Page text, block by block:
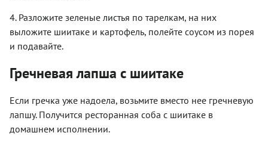
4. Разложите зеленые листья по тарелкам, на них
выложите шиитаке и картофель, полейте соусом из порея
и подавайте.
Гречневая лапша с шиитаке
Если гречка уже надоела, возьмите вместо нее гречневую
лапшу. Получится ресторанная соба с шиитаке в
домашнем исполнении.